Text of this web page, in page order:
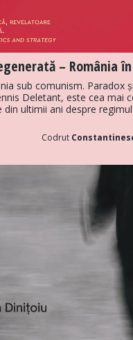
– România
sub comunism. Paradox
Deletant, este cea mai
din ultimii ani despre
Codrut